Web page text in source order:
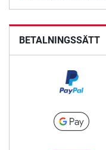
BETALNINGSSÄTT